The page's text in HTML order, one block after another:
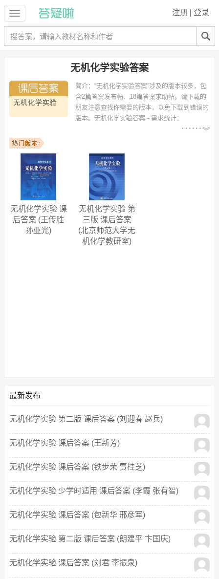
注册 登录
无机化学实验答案
简介： “无机化学实验答案”涉及的版本较多，包
含2篇答案发布帖、18篇答案求助帖。请下载的
朋友注意查找你需要的版本，以免下载到错误的
版本。 无机化学实验答案 - 需求统计：
：应用化学、化学（师范）、化学
教育、制药工程、生物工程、高分子材料与工程、生物技术、精细化
工、临床医学、冶金工程 等专业。
以下学校的同学下载过
无机化学实验答案
汕头大学、云南师范大学、东南大学、江西理工大学南昌校区、上海师
范大学、池洲学院、湖北师范学院、华北水利水电学院 等。
无机化学实验 课
后答案 (王传胜
孙亚光)
无机化学实验 第
三版 课后答案
(北京师范大学无
机化学教研室)
最新发布
无机化学实验 第二版 课后答案 (刘迎春 赵兵)
无机化学实验 课后答案 (王新芳)
无机化学实验 课后答案 (铁步荣 贾桂芝)
无机化学实验 少学时适用 课后答案 (李霞 张有智)
无机化学实验 课后答案 (包新华 邢彦军)
无机化学实验 第二版 课后答案 (朗建平 卞国庆)
无机化学实验 课后答案 (刘君 李振泉)